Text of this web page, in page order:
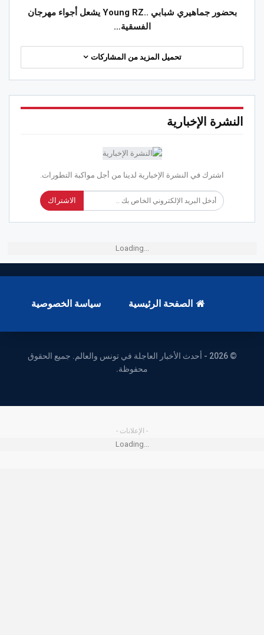
بحضور جماهيري شبابي ..Young RZ يشعل أجواء مهرجان
الفسقية…
تحميل المزيد من المشاركات
النشرة الإخبارية
اشترك في النشرة الإخبارية لدينا من أجل مواكبة التطورات.
الاشتراك
Loading...
الصفحة الرئيسية سياسة الخصوصية
© 2026 - أحدث الأخبار العاجلة في تونس والعالم. جميع الحقوق
محفوظة.
- الإعلانات -
Loading...